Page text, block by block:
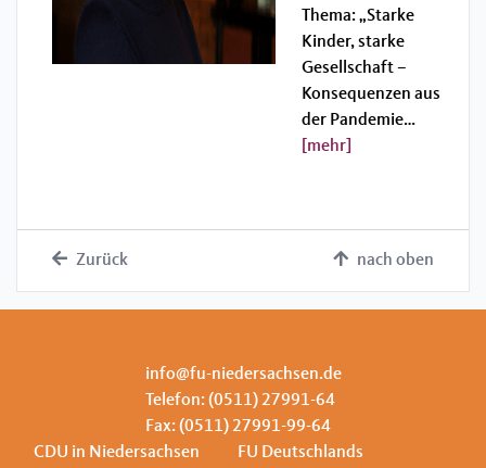
Thema: „Starke
Kinder, starke
Gesellschaft –
Konsequenzen aus
der Pandemie…
[mehr]
Zurück nach oben
info@fu-niedersachsen.de
Telefon: (0511) 27991-64
Fax: (0511) 27991-99-64
CDU in Niedersachsen
FU Deutschlands